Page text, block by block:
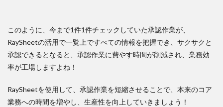
このように、今まで1件1件チェックしていた承認作業が、
RaySheetの活用で一覧上ですべての情報を把握でき、サクサクと
承認できるとなると、承認作業に費やす時間が削減され、業務効
率が工場しますよね！
RaySheetを使用して、承認作業を短縮させることで、本来のコア
業務への時間を増やし、生産性を向上していきましょう！